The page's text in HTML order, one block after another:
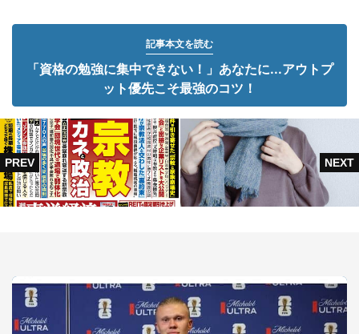
記事本文を読む
「資格の勉強に集中できない！」あなたに...アウトプ
ット優先こそ最強のコツ！